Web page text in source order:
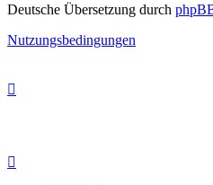
Deutsche Übersetzung durch
Nutzungsbedingungen